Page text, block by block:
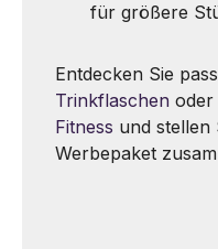
für größere
Entdecken Sie
Trinkflaschen
Fitness und stellen
Werbepaket